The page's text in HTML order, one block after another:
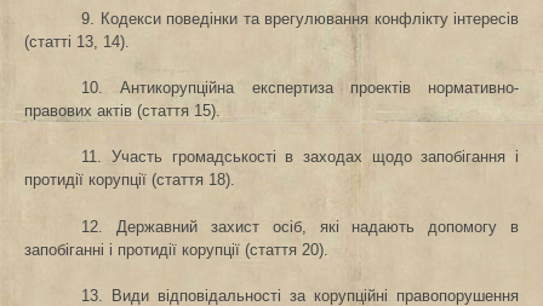
9. Кодекси поведінки та врегулювання конфлікту інтересів
(статті 13, 14).
10. Антикорупційна експертиза проектів нормативно-
правових актів (стаття 15).
11. Участь громадськості в заходах щодо запобігання і
протидії корупції (стаття 18).
12. Державний захист осіб, які надають допомогу в
запобіганні і протидії корупції (стаття 20).
13. Види відповідальності за корупційні правопорушення